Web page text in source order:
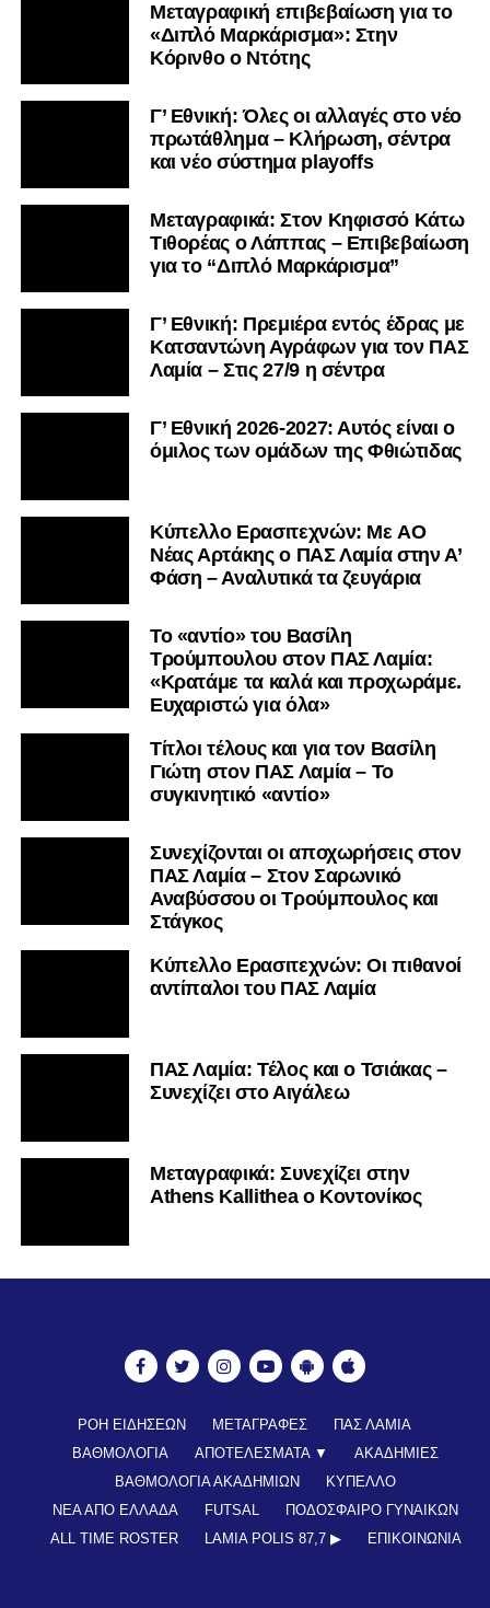
Μεταγραφική επιβεβαίωση για το
«Διπλό Μαρκάρισμα»: Στην
Κόρινθο ο Ντότης
Γ’ Εθνική: Όλες οι αλλαγές στο νέο
πρωτάθλημα – Κλήρωση, σέντρα
και νέο σύστημα playoffs
Μεταγραφικά: Στον Κηφισσό Κάτω
Τιθορέας ο Λάππας – Επιβεβαίωση
για το “Διπλό Μαρκάρισμα”
Γ’ Εθνική: Πρεμιέρα εντός έδρας με
Κατσαντώνη Αγράφων για τον ΠΑΣ
Λαμία – Στις 27/9 η σέντρα
Γ’ Εθνική 2026-2027: Αυτός είναι ο
όμιλος των ομάδων της Φθιώτιδας
Kύπελλο Ερασιτεχνών: Με AO
Nέας Αρτάκης ο ΠΑΣ Λαμία στην Α’
Φάση – Αναλυτικά τα ζευγάρια
Το «αντίο» του Βασίλη
Τρούμπουλου στον ΠΑΣ Λαμία:
«Κρατάμε τα καλά και προχωράμε.
Ευχαριστώ για όλα»
Τίτλοι τέλους και για τον Βασίλη
Γιώτη στον ΠΑΣ Λαμία – Το
συγκινητικό «αντίο»
Συνεχίζονται οι αποχωρήσεις στον
ΠΑΣ Λαμία – Στον Σαρωνικό
Αναβύσσου οι Τρούμπουλος και
Στάγκος
Κύπελλο Ερασιτεχνών: Οι πιθανοί
αντίπαλοι του ΠΑΣ Λαμία
ΠΑΣ Λαμία: Τέλος και ο Τσιάκας –
Συνεχίζει στο Αιγάλεω
Mεταγραφικά: Συνεχίζει στην
Athens Kallithea ο Κοντονίκος
ΡΟΗ ΕΙΔΗΣΕΩΝ ΜΕΤΑΓΡΑΦΕΣ
ΠΑΣ ΛΑΜΙΑ
ΒΑΘΜΟΛΟΓΙΑ
ΑΠΟΤΕΛΕΣΜΑΤΑ ▼
ΑΚΑΔΗΜΙΕΣ
ΒΑΘΜΟΛΟΓΙΑ ΑΚΑΔΗΜΙΩΝ
ΚΥΠΕΛΛΟ
ΝΕΑ ΑΠΟ ΕΛΛΑΔΑ
FUTSAL
ΠΟΔΟΣΦΑΙΡΟ ΓΥΝΑΙΚΩΝ
ALL TIME ROSTER
LAMIA POLIS 87,7 ▶︎ ΕΠΙΚΟΙΝΩΝΊΑ